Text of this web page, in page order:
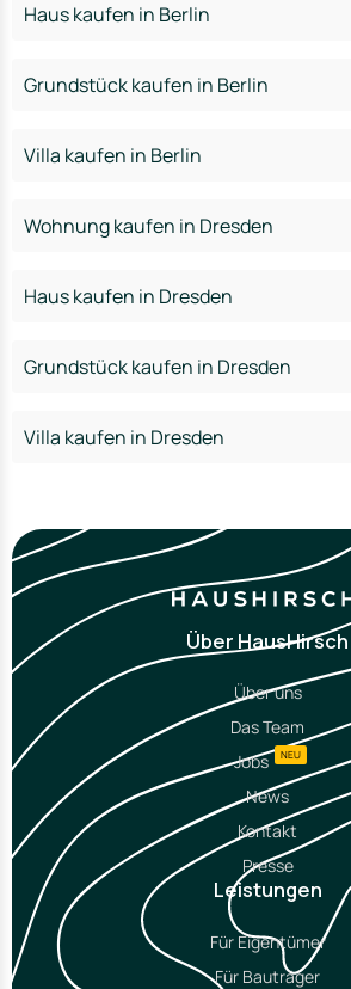
Haus kaufen in Berlin
Grundstück kaufen in Berlin
Villa kaufen in Berlin
Wohnung kaufen in Dresden
Haus kaufen in Dresden
Grundstück kaufen in Dresden
Villa kaufen in Dresden
Über HausHirsch
Über uns
Das Team
Jobs
NEU
News
Kontakt
Presse
Leistungen
Für Eigentümer
Für Bauträger